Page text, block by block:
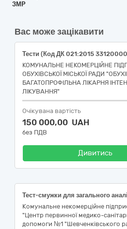
ЗМР
Вас може зацікавити
КОМУНАЛЬНЕ НЕКОМЕРЦІЙНЕ
ОБУХІВСЬКОЇ МІСЬКОЇ РАДИ
БАГАТОПРОФІЛЬНА ЛІКАРНЯ
ЛІКУВАННЯ"
Очікувана вартість
150 000,00 UAH
без ПДВ
Дивитись
Комунальне некомерційне
"Центр первинної медико-
допомоги №1 "Шевченківського